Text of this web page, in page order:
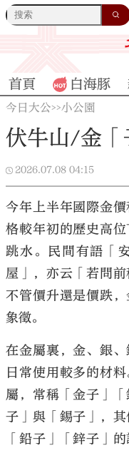
首頁 白海豚
今日大公>>小公園
伏牛山/金
2026.07.08 04:15
今年上半年國際金
格較年初的歷史高
跳水。民間有語「
屋」，亦云「若問前
不管價升還是價跌
象徵。
在金屬裏，金、銀
日常使用較多的材
屬，常稱「金子」
子」與「錫子」，其
「鉛子」「鋅子」